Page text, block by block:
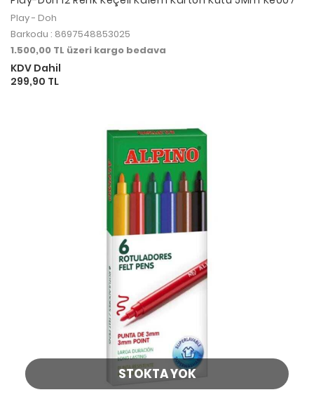
Play - Doh
Barkodu : 8697548853025
1.500,00 TL üzeri kargo bedava
KDV Dahil
299,90 TL
STOKTA YOK